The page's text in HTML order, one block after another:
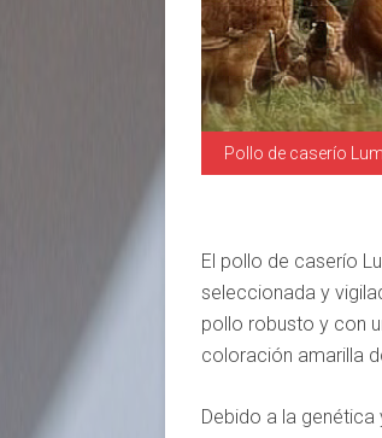
Pollo de caserío
El pollo de caserío
seleccionada y
pollo robusto y con
coloración amarilla
Debido a la